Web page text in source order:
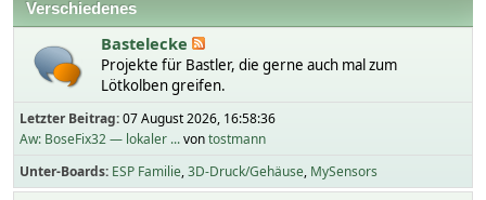
Verschiedenes
Bastelecke
Projekte für Bastler, die gerne auch mal zum
Lötkolben greifen.
Letzter Beitrag:07 August 2026, 16:58:36
Aw: BoseFix32 — lokaler ...vontostmann
Unter-Boards ESP Familie 3D-Druck/Gehäuse MySensors